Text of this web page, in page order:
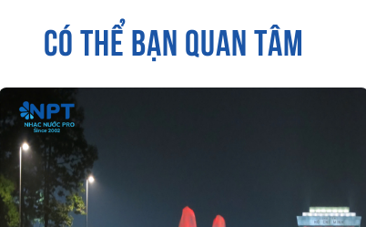
CÓ THỂ BẠN QUAN TÂM